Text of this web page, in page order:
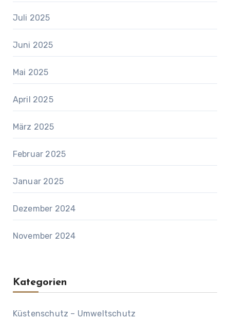
Juli 2025
Juni 2025
Mai 2025
April 2025
März 2025
Februar 2025
Januar 2025
Dezember 2024
November 2024
Kategorien
Küstenschutz – Umweltschutz